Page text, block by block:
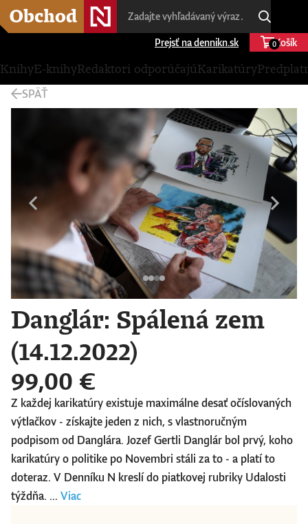
Prejsť na dennikn.sk Košík
0
KnihyE-knihyRedaktori odporúčajúKarikatúry
SPÄŤ
Danglár: Spálená zem
(14.12.2022)
99,00 €
Z každej karikatúry existuje maximálne desať očíslovaných
výtlačkov - získajte jeden z nich, s vlastnoručným
podpisom od Danglára. Jozef Gertli Danglár bol prvý, koho
karikatúry o politike po Novembri stáli za to - a platí to
doteraz. V Denníku N kreslí do piatkovej rubriky Udalosti
týždňa. ... Viac